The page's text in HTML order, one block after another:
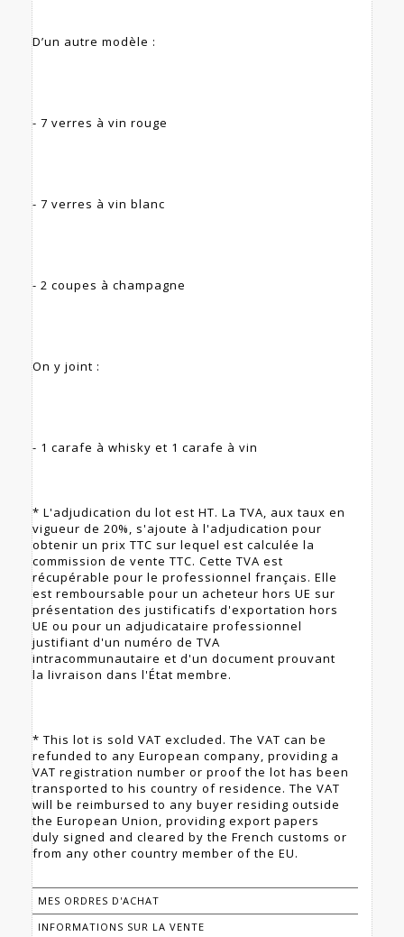
D’un autre modèle :
- 7 verres à vin rouge
- 7 verres à vin blanc
- 2 coupes à champagne
On y joint :
- 1 carafe à whisky et 1 carafe à vin
* L'adjudication du lot est HT. La TVA, aux taux en
vigueur de 20%, s'ajoute à l'adjudication pour
obtenir un prix TTC sur lequel est calculée la
commission de vente TTC. Cette TVA est
récupérable pour le professionnel français. Elle
est remboursable pour un acheteur hors UE sur
présentation des justificatifs d'exportation hors
UE ou pour un adjudicataire professionnel
justifiant d'un numéro de TVA
intracommunautaire et d'un document prouvant
la livraison dans l'État membre.
* This lot is sold VAT excluded. The VAT can be
refunded to any European company, providing a
VAT registration number or proof the lot has been
transported to his country of residence. The VAT
will be reimbursed to any buyer residing outside
the European Union, providing export papers
duly signed and cleared by the French customs or
MES ORDRES D'ACHAT
INFORMATIONS SUR LA VENTE